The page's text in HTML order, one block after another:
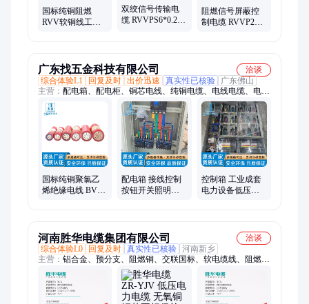
国标纯铜阻燃
RVV软铜线工业
双绞信号传输电
缆 RVVPS6*0.2平
阻燃信号屏蔽控
制电缆 RVVP2芯
广东找五金科技有限公司
洽谈
综合体验L1
回复及时 出价迅速 真实性已核验
广东佛山
主营： 配电箱、配电柜、铜芯电线、纯铜电缆、电线电缆、电
缆、电箱、电表箱、动力柜、控制箱、照明箱、电力电缆、插
座、YC电缆、RVV多芯电缆、YJV电缆、电线、电缆电线、珠
江电缆、新兴电缆、金龙羽电缆、防爆配电箱、动力配电柜、低
烟无卤电缆、开关插座
国标纯铜聚氯乙
烯绝缘电线 BVR
配电箱 接线控制
按钮开关照明箱
控制箱 工业成套
电力设备低压电
河南胜华电缆集团有限公司
洽谈
综合体验L0
回复及时 真实性已核验 河南新乡
主营： 铝合金、预分支、阻燃铜、交联国标、软电缆线、阻燃
铝、地埋线、芯电缆、电源线、芯新昕、电线电、电线yjv、低
压yjv、铠装铝、交联铜、交联铝、架空铝、平电线、kvv铜芯、
耐火铜、bttz防火、kvvr多股、bv单芯铜、ygc硅橡胶、1/3芯电线